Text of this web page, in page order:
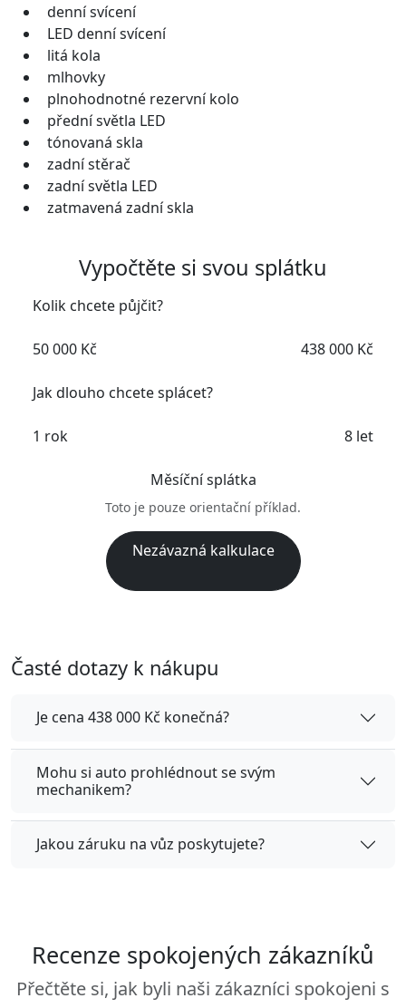
denní svícení
LED denní svícení
litá kola
mlhovky
plnohodnotné rezervní kolo
přední světla LED
tónovaná skla
zadní stěrač
zadní světla LED
zatmavená zadní skla
Vypočtěte si svou splátku
Kolik chcete půjčit?
50 000 Kč 438 000 Kč
Jak dlouho chcete splácet?
1 rok 8 let
Měsíční splátka
Toto je pouze orientační příklad.
Nezávazná kalkulace
Časté dotazy k nákupu
Je cena 438 000 Kč konečná?
Mohu si auto prohlédnout se svým
mechanikem?
Jakou záruku na vůz poskytujete?
Recenze spokojených zákazníků
Přečtěte si, jak byli naši zákazníci spokojeni s